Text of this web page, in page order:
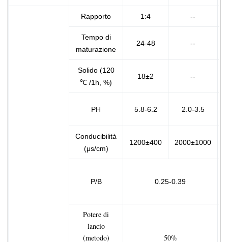
Rapporto 1:4 --
Tempo di
maturazione
24-48 --
Solido (120
℃ /1h, %)
18±2 --
PH 5.8-6.2 2.0-3.5
Conducibilità
(μs/cm)
1200±400 2000±1000
P/B 0.25-0.39
Potere di
lancio
(metodo)
50%